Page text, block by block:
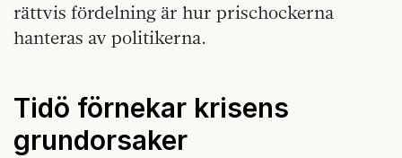
rättvis fördelning är hur prischockerna
hanteras av politikerna.
Tidö förnekar krisens
grundorsaker